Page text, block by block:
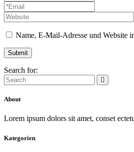
Name, E-Mail-Adresse und Website
Search for:
About
Lorem ipsum dolors sit amet, conset
Kategorien